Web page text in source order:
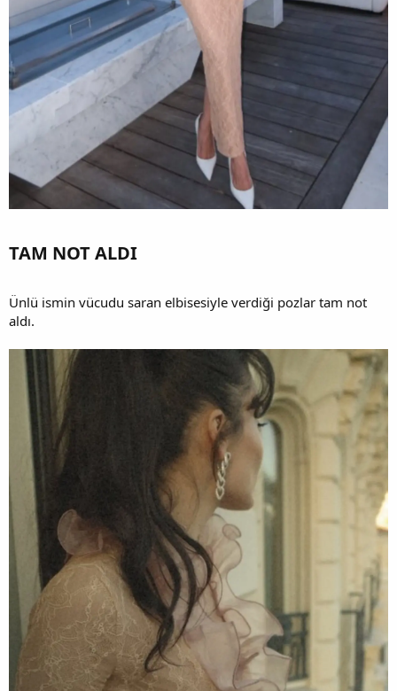
TAM NOT ALDI​
Ünlü ismin vücudu saran elbisesiyle verdiği pozlar tam not
aldı.